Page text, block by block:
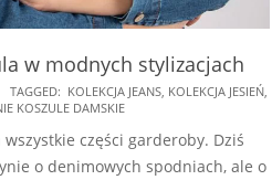
w modnych stylizacjach
TAGGED: KOLEKCJA JEANS KOLEKCJA JESIEŃ
KOSZULE DAMSKIE
wszystkie części garderoby. Dziś
o denimowych spodniach, ale o